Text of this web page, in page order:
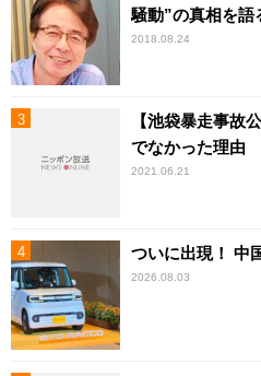
騒動”の真相を語
2018.08.24
【池袋暴走事故
でなかった理由
2021.06.21
ついに出現！ 中
2026.08.03